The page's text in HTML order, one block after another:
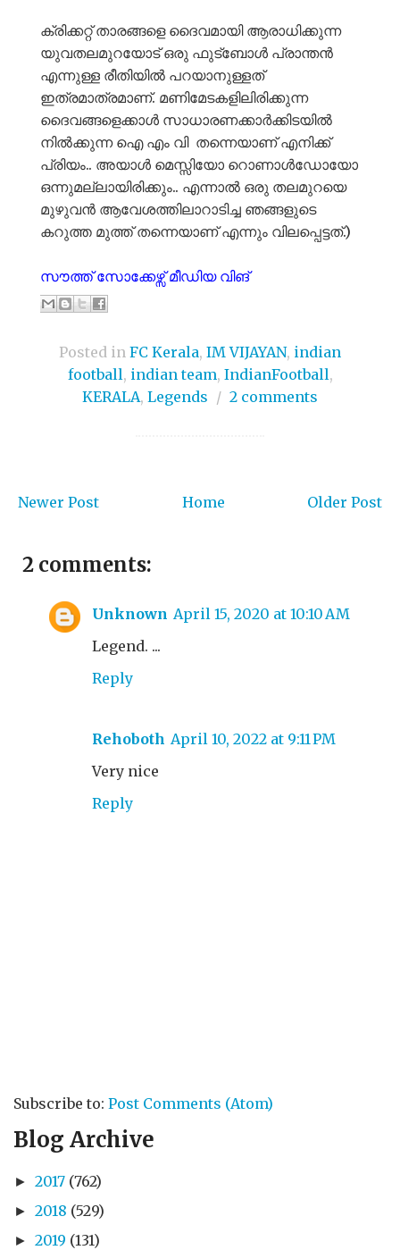
ക്രിക്കറ്റ് താരങ്ങളെ ദൈവമായി ആരാധിക്കുന്ന
യുവതലമുറയോട് ഒരു ഫുട്ബോൾ പ്രാന്തൻ
എന്നുള്ള രീതിയിൽ പറയാനുള്ളത്
ഇത്രമാത്രമാണ്. മണിമേടകളിലിരിക്കുന്ന
ദൈവങ്ങളെക്കാൾ സാധാരണക്കാർക്കിടയിൽ
നിൽക്കുന്ന ഐ എം വി തന്നെയാണ് എനിക്ക്
പ്രിയം.. അയാൾ മെസ്സിയോ റൊണാൾഡോയോ
ഒന്നുമല്ലായിരിക്കും.. എന്നാൽ ഒരു തലമുറയെ
മുഴുവൻ ആവേശത്തിലാറാടിച്ച ഞങ്ങളുടെ
കറുത്ത മുത്ത് തന്നെയാണ് എന്നും വിലപ്പെട്ടത്.)
സൗത്ത് സോക്കേഴ്സ് മീഡിയ വിങ്
Posted in FC Kerala, IM VIJAYAN, indian
football, indian team, IndianFootball,
KERALA, Legends / 2 comments
Newer Post Older Post
Home
2 comments:
Unknown April 15, 2020 at 10:10 AM
Legend. ...
Reply
Rehoboth April 10, 2022 at 9:11 PM
Very nice
Reply
Subscribe to: Post Comments (Atom)
Blog Archive
► 2017 (762)
► 2018 (529)
► 2019 (131)